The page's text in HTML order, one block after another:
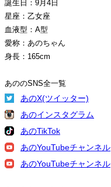
誕生日：9月4日
星座：乙女座
血液型：A型
愛称：あのちゃん
身長：165cm
あののSNS全一覧
あのX(ツイッター)
あのインスタグラム
あのTikTok
あのYouTubeチャンネル
あのYouTubeチャンネル